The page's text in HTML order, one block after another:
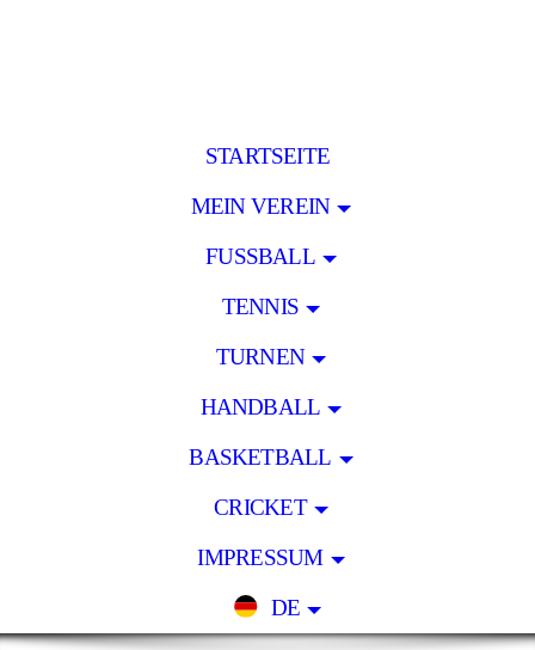
STARTSEITE
MEIN VEREIN
FUSSBALL
TENNIS
TURNEN
HANDBALL
BASKETBALL
CRICKET
IMPRESSUM
DE